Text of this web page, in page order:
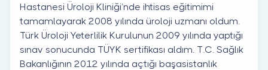
Hastanesi Üroloji Kliniği’nde ihtisas eğitimimi
tamamlayarak 2008 yılında üroloji uzmanı oldum.
Türk Üroloji Yeterlilik Kurulunun 2009 yılında yaptığı
sınav sonucunda TÜYK sertifikası aldım. T.C. Sağlık
Bakanlığının 2012 yılında açtığı başasistanlık